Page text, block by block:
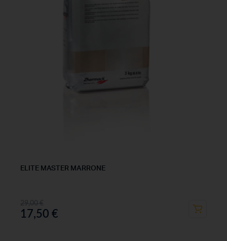
ELITE MASTER MARRONE
17,50 €